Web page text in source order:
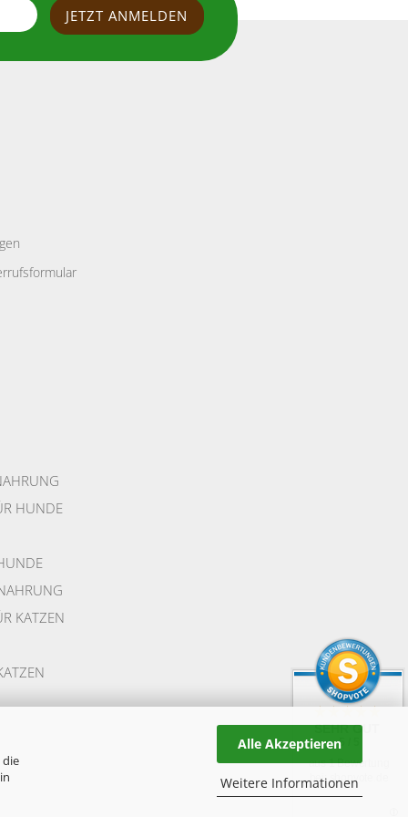
die
Alle Akzeptieren
Weitere Informationen
UNG
HUNDE
KATZEN
SEHR GUT
5 / 5
aus 1 Bewertung
bei: shopvote.de